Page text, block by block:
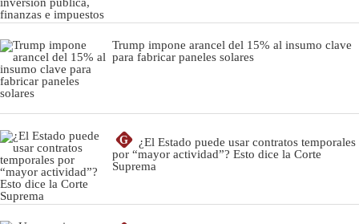
Trump impone arancel del 15% al insumo clave
para fabricar paneles solares
G
¿El Estado puede usar contratos temporales
por “mayor actividad”? Esto dice la Corte
Suprema